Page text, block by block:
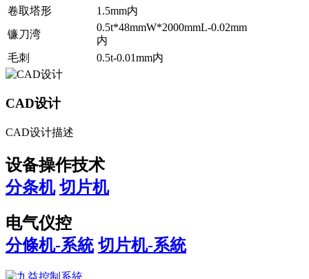
卷取塔形
1.5mm内
镰刀湾
0.5t*48mmW*2000mmL-0.02mm
内
毛刺
0.5t-0.01mm内
CAD设计
CAD设计描述
设备操作技术
分条机 切片机
电气仪控
分條机-系統 切片机-系統